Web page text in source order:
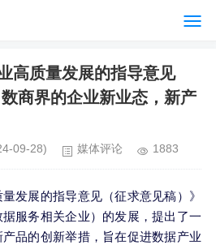
高质量发展的指导意见
数商界的企业新业态，新产
09-28) 媒体评论 1883
发展的指导意见（征求意见稿）》
服务相关企业）的发展，提出了一
品的创新举措，旨在促进数据产业